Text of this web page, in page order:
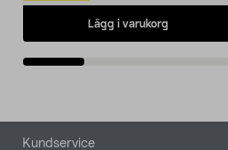
Lägg i varukorg
Sidfot
Kundservice